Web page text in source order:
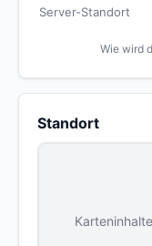
Server-Standort
Wie wird
Standort